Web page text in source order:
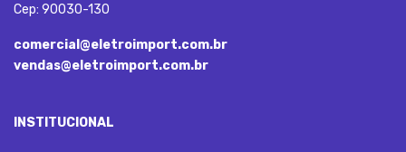
Cep: 90030-130
comercial@eletroimport.com.br
vendas@eletroimport.com.br
INSTITUCIONAL